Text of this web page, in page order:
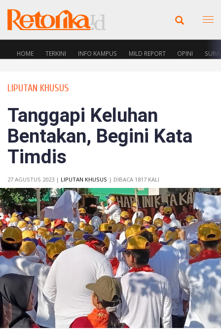
HOME TERKINI INFO KAMPUS MILD REPORT OPINI
LIPUTAN KHUSUS
Tanggapi Keluhan
Bentakan, Begini Kata
Timdis
27 AGUSTUS 2023 | LIPUTAN KHUSUS | DIBACA 1817 KALI